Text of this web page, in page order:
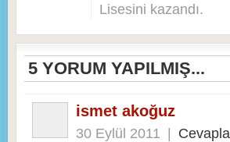
Lisesini kazandı.
5 YORUM YAPILMIŞ...
ismet akoğuz
30 Eylül 2011 | Cevapla